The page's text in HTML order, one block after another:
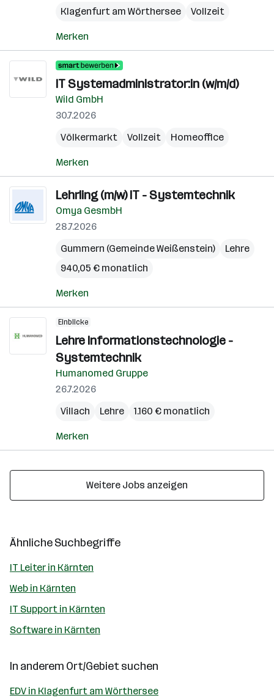
Klagenfurt am Wörthersee
Vollzeit
Merken
IT Systemadministrator:in (w/m/d)
Wild GmbH
30.7.2026
Völkermarkt
Vollzeit Homeoffice
Merken
Lehrling (m/w) IT - Systemtechnik
Omya GesmbH
28.7.2026
Gummern (Gemeinde Weißenstein)
Lehre
940,05 € monatlich
Merken
Einblicke
Lehre Informationstechnologie -
Systemtechnik
Humanomed Gruppe
26.7.2026
Villach
Lehre 1.160 € monatlich
Merken
Weitere Jobs anzeigen
Ähnliche Suchbegriffe
IT Leiter in Kärnten
Web in Kärnten
IT Support in Kärnten
Software in Kärnten
In anderem Ort/Gebiet suchen
EDV in Klagenfurt am Wörthersee